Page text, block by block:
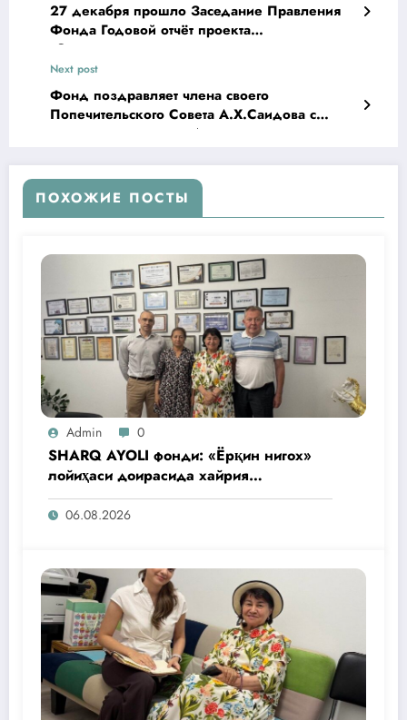
27 декабря прошло Заседание Правления
Фонда Годовой отчёт проекта
«Экосаломатлик».
Next post
Фонд поздравляет члена своего
Попечительского Совета А.Х.Саидова с
присвоением звания Академика по
ПОХОЖИЕ ПОСТЫ
Admin 0
SHARQ AYOLI фонди: «Ёрқин нигох»
лойиҳаси доирасида хайрия
операциялари ўтказилади
06.08.2026